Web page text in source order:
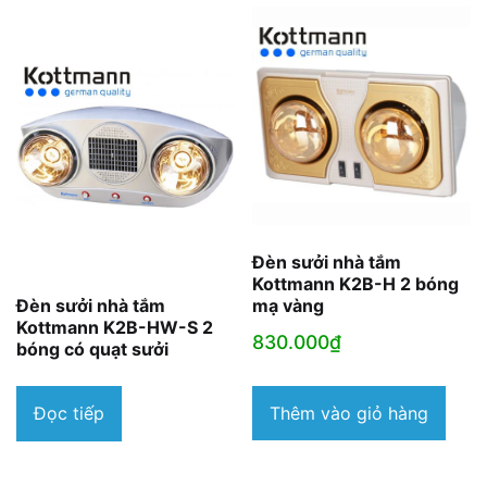
Đèn sưởi nhà tắm
Kottmann K2B-HW-S 2
bóng có quạt sưởi
Đọc tiếp
Đèn sưởi nhà tắm
Kottmann K2B-H 2 bóng
mạ vàng
830.000₫
Thêm vào giỏ hàng